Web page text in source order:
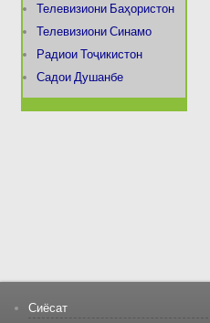
Телевизиони Баҳористон
Телевизиони Синамо
Радиои Тоҷикистон
Садои Душанбе
Сиёсат